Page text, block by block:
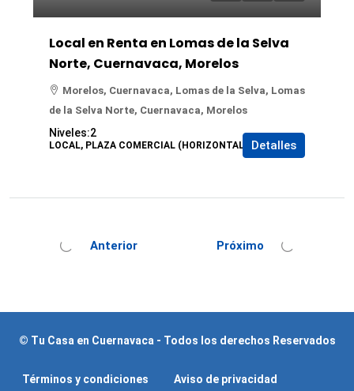
Local en Renta en Lomas de la Selva
Norte, Cuernavaca, Morelos
Morelos, Cuernavaca, Lomas de la Selva, Lomas
de la Selva Norte, Cuernavaca, Morelos
Niveles:2
LOCAL, PLAZA COMERCIAL (HORIZONTAL) Detalles
Anterior Próximo
© Tu Casa en Cuernavaca - Todos los derechos Reservados
Términos y condiciones Aviso de privacidad